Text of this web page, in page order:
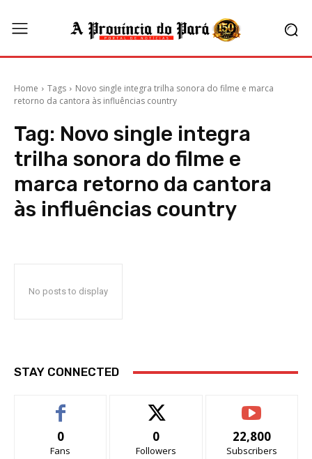
Home Tags
Novo single integra trilha sonora do filme e marca
retorno da cantora às influências country
Tag: Novo single integra
trilha sonora do filme e
marca retorno da cantora
às influências country
No posts to display
STAY CONNECTED
0
Fans
0
Followers
22,800
Subscribers